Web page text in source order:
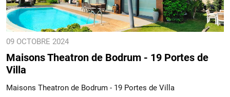
09 OCTOBRE 2024
Maisons Theatron de Bodrum - 19 Portes de
Villa
Maisons Theatron de Bodrum - 19 Portes de Villa